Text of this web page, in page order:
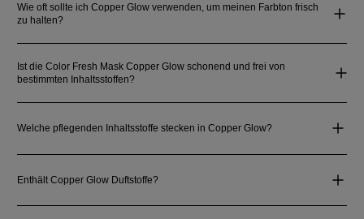
Wie oft sollte ich Copper Glow verwenden, um meinen Farbton frisch
zu halten?
Ist die Color Fresh Mask Copper Glow schonend und frei von
bestimmten Inhaltsstoffen?
Welche pflegenden Inhaltsstoffe stecken in Copper Glow?
Enthält Copper Glow Duftstoffe?